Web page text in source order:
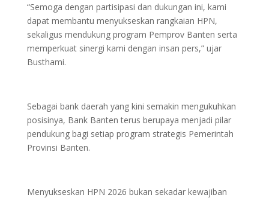
“Semoga dengan partisipasi dan dukungan ini, kami
dapat membantu menyukseskan rangkaian HPN,
sekaligus mendukung program Pemprov Banten serta
memperkuat sinergi kami dengan insan pers,” ujar
Busthami.
Sebagai bank daerah yang kini semakin mengukuhkan
posisinya, Bank Banten terus berupaya menjadi pilar
pendukung bagi setiap program strategis Pemerintah
Provinsi Banten.
Menyukseskan HPN 2026 bukan sekadar kewajiban